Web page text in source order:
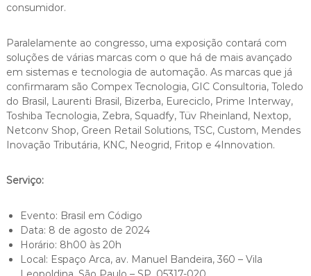
consumidor.
Paralelamente ao congresso, uma exposição contará com
soluções de várias marcas com o que há de mais avançado
em sistemas e tecnologia de automação. As marcas que já
confirmaram são Compex Tecnologia, GIC Consultoria, Toledo
do Brasil, Laurenti Brasil, Bizerba, Eureciclo, Prime Interway,
Toshiba Tecnologia, Zebra, Squadfy, Tüv Rheinland, Nextop,
Netconv Shop, Green Retail Solutions, TSC, Custom, Mendes
Inovação Tributária, KNC, Neogrid, Fritop e 4Innovation.
Serviço:
Evento: Brasil em Código
Data: 8 de agosto de 2024
Horário: 8h00 às 20h
Local: Espaço Arca, av. Manuel Bandeira, 360 – Vila